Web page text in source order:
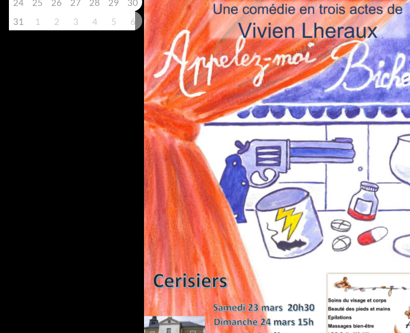
24
25 26 27 28 29
30
31
1 2 3 4 5 6